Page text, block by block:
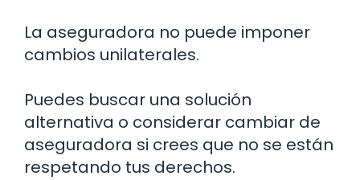
La aseguradora no puede imponer
cambios unilaterales.
Puedes buscar una solución
alternativa o considerar cambiar de
aseguradora si crees que no se están
respetando tus derechos.